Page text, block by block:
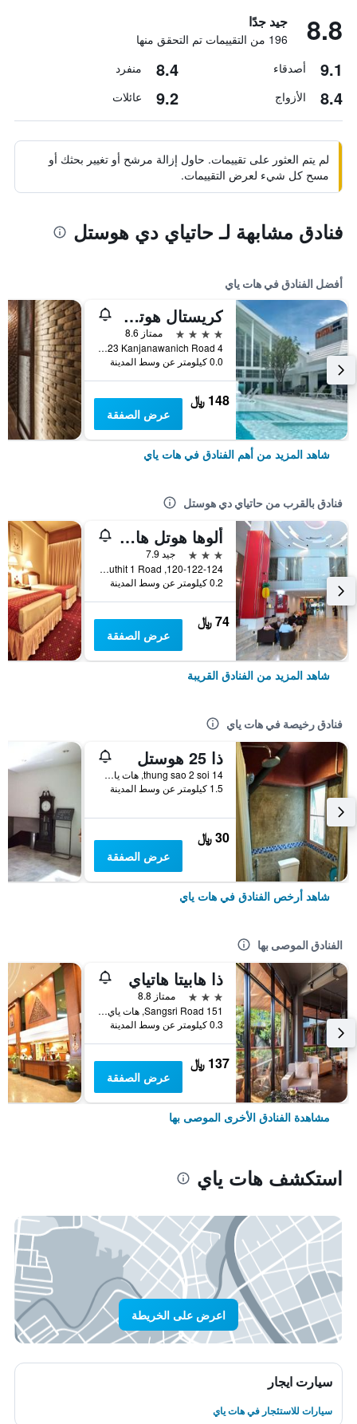
8.8 جيد جدًا
196 من التقييمات تم التحقق منها
9.1 أصدقاء 8.4 منفرد
8.4 الأزواج 9.2 عائلات
لم يتم العثور على تقييمات. حاول إزالة مرشح أو تغيير بحثك أو
مسح كل شيء لعرض التقييمات.
فنادق مشابهة لـ حاتياي دي هوستل
أفضل الفنادق في هات ياي
كريستال هوتل هات ياي
4 نجوم
ممتاز 8.6
4 Soi 23 Kanjanawanich Road, هات ياي, تايلاند
0.0 كيلومتر عن وسط المدينة
148 ﷼
عرض الصفقة
شاهد المزيد من أهم الفنادق في هات ياي
فنادق بالقرب من حاتياي دي هوستل
ألوها هوتل هات ياي
3 نجوم
جيد 7.9
120-122-124, Niphatuthit 1 Road, هات ياي, تايلاند
0.2 كيلومتر عن وسط المدينة
74 ﷼
عرض الصفقة
شاهد المزيد من الفنادق القريبة
فنادق رخيصة في هات ياي
ذا 25 هوستل
thung sao 2 soi 14, هات ياي, تايلاند
1.5 كيلومتر عن وسط المدينة
30 ﷼
عرض الصفقة
شاهد أرخص الفنادق في هات ياي
الفنادق الموصى بها
ذا هابيتا هاتياي
3 نجوم
ممتاز 8.8
151 Sangsri Road, هات ياي, تايلاند
0.3 كيلومتر عن وسط المدينة
137 ﷼
عرض الصفقة
مشاهدة الفنادق الأخرى الموصى بها
استكشف هات ياي
اعرض على الخريطة
سيارت ايجار
سيارات للاستئجار في هات ياي